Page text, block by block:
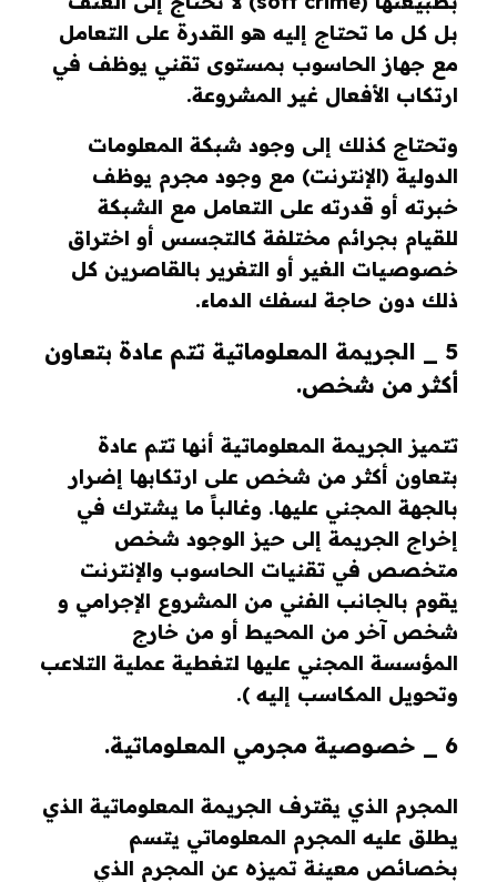
بل كل ما تحتاج إليه هو القدرة على التعامل
مع جهاز الحاسوب بمستوى تقني يوظف في
ارتكاب الأفعال غير المشروعة.
وتحتاج كذلك إلى وجود شبكة المعلومات
الدولية (الإنترنت) مع وجود مجرم يوظف
خبرته أو قدرته على التعامل مع الشبكة
للقيام بجرائم مختلفة كالتجسس أو اختراق
خصوصيات الغير أو التغرير بالقاصرين كل
ذلك دون حاجة لسفك الدماء.
5 _ الجريمة المعلوماتية تتم عادة بتعاون
أكثر من شخص.
تتميز الجريمة المعلوماتية أنها تتم عادة
بتعاون أكثر من شخص على ارتكابها إضرار
بالجهة المجني عليها. وغالباً ما يشترك في
إخراج الجريمة إلى حيز الوجود شخص
متخصص في تقنيات الحاسوب والإنترنت
يقوم بالجانب الفني من المشروع الإجرامي و
شخص آخر من المحيط أو من خارج
المؤسسة المجني عليها لتغطية عملية التلاعب
وتحويل المكاسب إليه ).
6 _ خصوصية مجرمي المعلوماتية.
المجرم الذي يقترف الجريمة المعلوماتية الذي
يطلق عليه المجرم المعلوماتي يتسم
بخصائص معينة تميزه عن المجرم الذي